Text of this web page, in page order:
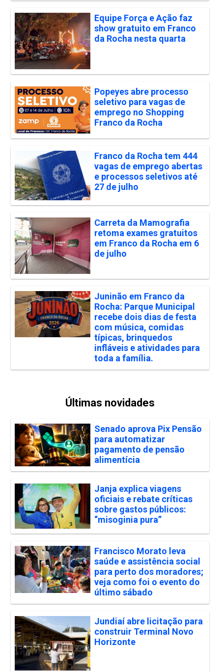
Equipe Força e Ação faz
show gratuito em Franco
da Rocha nesta quarta
Popeyes abre processo
seletivo para vagas de
emprego no Shopping
Franco da Rocha
Franco da Rocha tem 444
vagas de emprego abertas
e processos seletivos até
27 de julho
Carreta da Mamografia
retoma exames gratuitos
em Franco da Rocha em 6
de julho
Juninão em Franco da
Rocha: Parque Municipal
recebe dois dias de festa
com música, comidas
típicas, brinquedos
infláveis e atividades para
toda a família.
Últimas novidades
Senado aprova Pix Pensão
para automatizar
pagamento de pensão
alimentícia
Janja explica viagens
oficiais e rebate críticas
sobre gastos públicos:
“misoginia pura”
Francisco Morato leva
saúde e assistência social
para perto dos moradores;
veja como foi o evento do
último sábado
Jundiaí abre licitação para
construir Terminal Novo
Horizonte